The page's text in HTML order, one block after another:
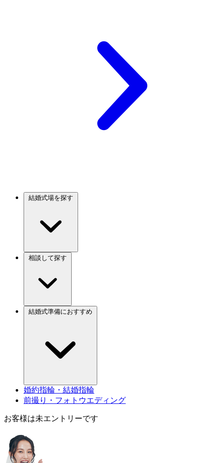
婚約指輪・結婚指輪
前撮り・フォトウエディング
お客様は未エントリーです